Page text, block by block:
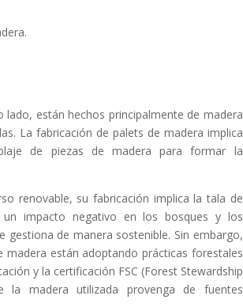
están hechos principalmente de madera
La fabricación de palets de madera implica
de piezas de madera para formar la
renovable, su fabricación implica la tala de
impacto negativo en los bosques y los
gestiona de manera sostenible. Sin embargo,
madera están adoptando prácticas forestales
y la certificación FSC (Forest Stewardship
la madera utilizada provenga de fuentes